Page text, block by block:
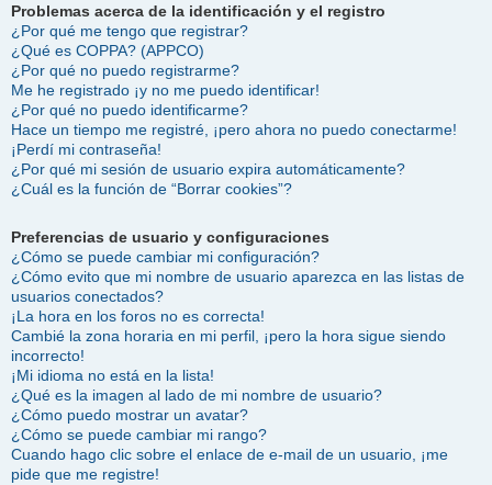
Problemas acerca de la identificación y el registro
¿Por qué me tengo que registrar?
¿Qué es COPPA? (APPCO)
¿Por qué no puedo registrarme?
Me he registrado ¡y no me puedo identificar!
¿Por qué no puedo identificarme?
Hace un tiempo me registré, ¡pero ahora no puedo conectarme!
¡Perdí mi contraseña!
¿Por qué mi sesión de usuario expira automáticamente?
¿Cuál es la función de “Borrar cookies”?
Preferencias de usuario y configuraciones
¿Cómo se puede cambiar mi configuración?
¿Cómo evito que mi nombre de usuario aparezca en las listas de
usuarios conectados?
¡La hora en los foros no es correcta!
Cambié la zona horaria en mi perfil, ¡pero la hora sigue siendo
incorrecto!
¡Mi idioma no está en la lista!
¿Qué es la imagen al lado de mi nombre de usuario?
¿Cómo puedo mostrar un avatar?
¿Cómo se puede cambiar mi rango?
Cuando hago clic sobre el enlace de e-mail de un usuario, ¡me
pide que me registre!